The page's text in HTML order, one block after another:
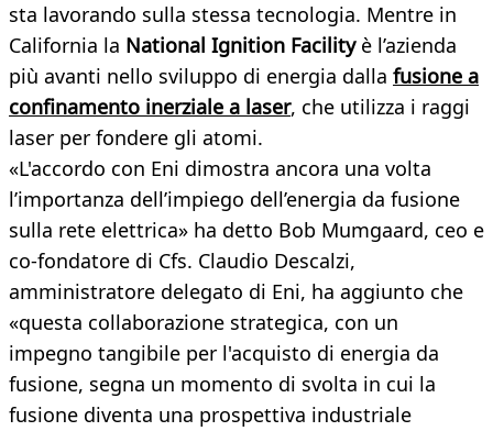
sta lavorando sulla stessa tecnologia. Mentre in
California la National Ignition Facilityè l’azienda
più avanti nello sviluppo di energia dalla fusione a
confinamento inerziale a laser, che utilizza i raggi
laser per fondere gli atomi.
«L'accordo con Eni dimostra ancora una volta
l’importanza dell’impiego dell’energia da fusione
sulla rete elettrica» ha detto Bob Mumgaard, ceo e
co-fondatore di Cfs. Claudio Descalzi,
amministratore delegato di Eni, ha aggiunto che
«questa collaborazione strategica, con un
impegno tangibile per l'acquisto di energia da
fusione, segna un momento di svolta in cui la
fusione diventa una prospettiva industriale